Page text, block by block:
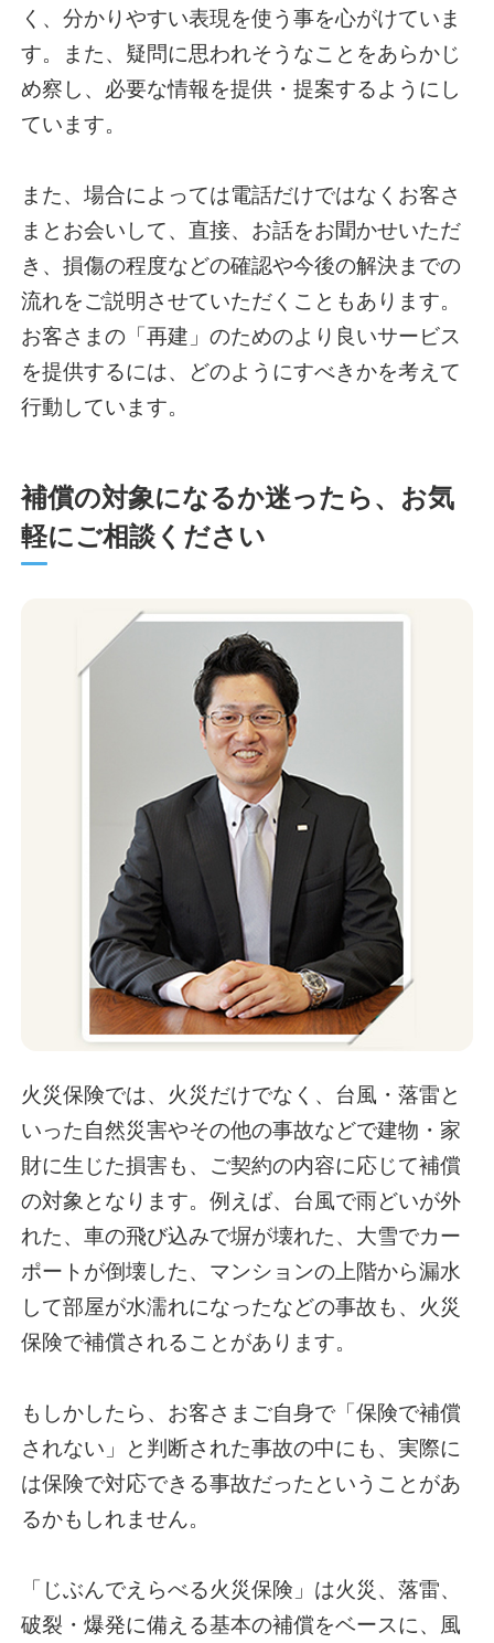
く、分かりやすい表現を使う事を心がけていま
す。また、疑問に思われそうなことをあらかじ
め察し、必要な情報を提供・提案するようにし
ています。
また、場合によっては電話だけではなくお客さ
まとお会いして、直接、お話をお聞かせいただ
き、損傷の程度などの確認や今後の解決までの
流れをご説明させていただくこともあります。
お客さまの「再建」のためのより良いサービス
を提供するには、どのようにすべきかを考えて
行動しています。
補償の対象になるか迷ったら、お気
軽にご相談ください
火災保険では、火災だけでなく、台風・落雷と
いった自然災害やその他の事故などで建物・家
財に生じた損害も、ご契約の内容に応じて補償
の対象となります。例えば、台風で雨どいが外
れた、車の飛び込みで塀が壊れた、大雪でカー
ポートが倒壊した、マンションの上階から漏水
して部屋が水濡れになったなどの事故も、火災
保険で補償されることがあります。
もしかしたら、お客さまご自身で「保険で補償
されない」と判断された事故の中にも、実際に
は保険で対応できる事故だったということがあ
るかもしれません。
「じぶんでえらべる火災保険」は火災、落雷、
破裂・爆発に備える基本の補償をベースに、風